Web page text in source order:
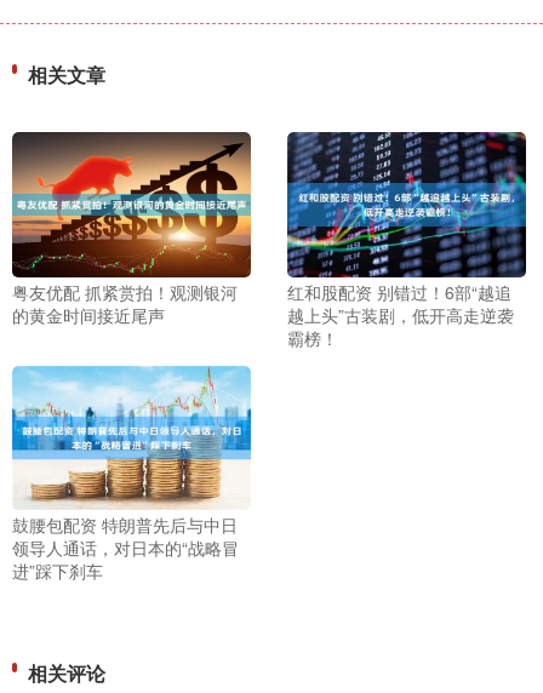
相关文章
粤友优配 抓紧赏拍！观测银河
的黄金时间接近尾声
红和股配资 别错过！6部“越追
越上头”古装剧，低开高走逆袭
霸榜！
鼓腰包配资 特朗普先后与中日
领导人通话，对日本的“战略冒
进”踩下刹车
相关评论